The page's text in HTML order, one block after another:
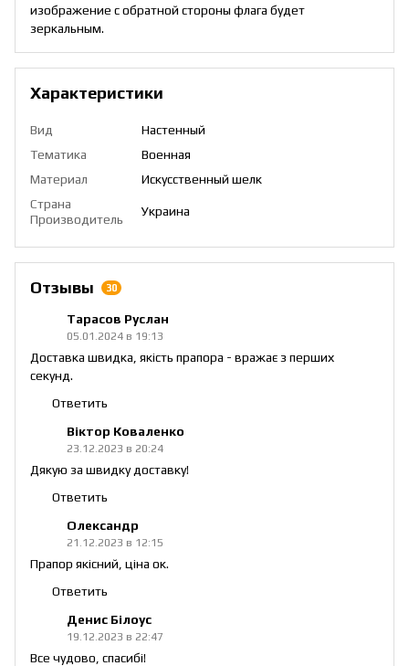
изображение с обратной стороны флага будет
зеркальным.
Характеристики
Вид
Настенный
Тематика
Военная
Материал
Искусственный шелк
Страна
Производитель
Украина
Отзывы 30
Тарасов Руслан
05.01.2024 в 19:13
Доставка швидка, якість прапора - вражає з перших
секунд.
Ответить
Віктор Коваленко
23.12.2023 в 20:24
Дякую за швидку доставку!
Ответить
Олександр
21.12.2023 в 12:15
Прапор якісний, ціна ок.
Ответить
Денис Білоус
19.12.2023 в 22:47
Все чудово, спасибі!